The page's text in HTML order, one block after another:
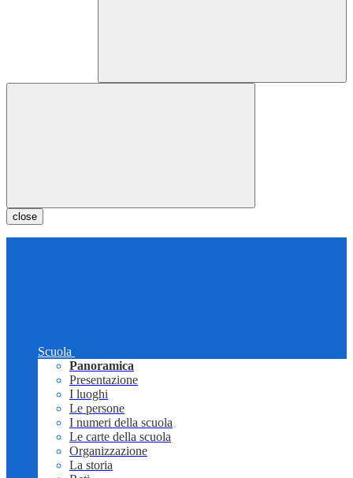
close
Scuola
Panoramica
Presentazione
I luoghi
Le persone
I numeri della scuola
Le carte della scuola
Organizzazione
La storia